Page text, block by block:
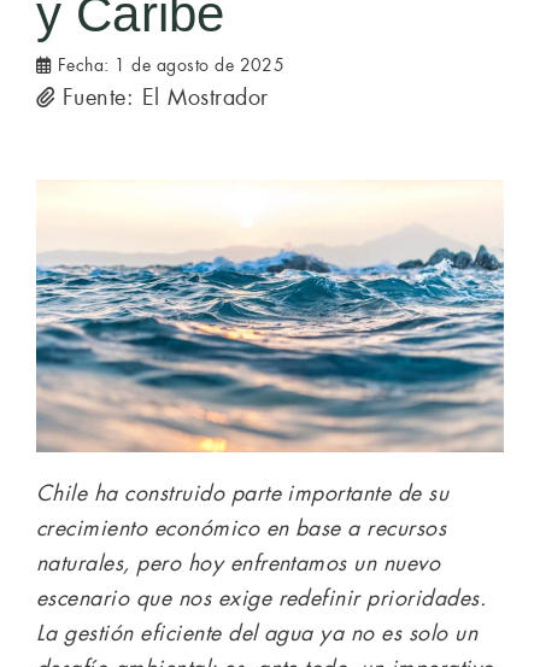
y Caribe
Fecha: 1 de agosto de 2025
Fuente: El Mostrador
Chile ha construido parte importante de su
crecimiento económico en base a recursos
naturales, pero hoy enfrentamos un nuevo
escenario que nos exige redefinir prioridades.
La gestión eficiente del agua ya no es solo un